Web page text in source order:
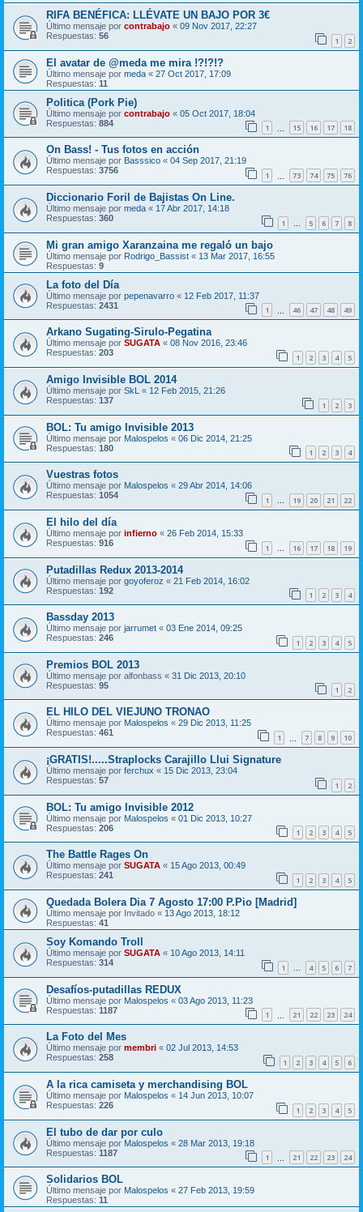
RIFA BENÉFICA: LLÉVATE UN BAJO POR 3€
Último mensaje por contrabajo « 09 Nov 2017, 22:27
Respuestas: 56 1 2
El avatar de @meda me mira !?!?!?
Último mensaje por meda « 27 Oct 2017, 17:09
Respuestas: 11
Politica (Pork Pie)
Último mensaje por contrabajo « 05 Oct 2017, 18:04
Respuestas: 884 1 15 16 17 18
On Bass! - Tus fotos en acción
Último mensaje por Basssico « 04 Sep 2017, 21:19
Respuestas: 3756 1 73 74 75 76
Diccionario Foril de Bajistas On Line.
Último mensaje por meda « 17 Abr 2017, 14:18
Respuestas: 360 1 … 5 6 7 8
Mi gran amigo Xaranzaina me regaló un bajo
Último mensaje por Rodrigo_Bassist « 13 Mar 2017, 16:55
Respuestas: 9
La foto del Día
Último mensaje por pepenavarro « 12 Feb 2017, 11:37
Respuestas: 2431 1 46 47 48 49
Arkano Sugating-Sirulo-Pegatina
Último mensaje por SUGATA « 08 Nov 2016, 23:46
Respuestas: 203 1 2 3 4 5
Amigo Invisible BOL 2014
Último mensaje por SkL « 12 Feb 2015, 21:26
Respuestas: 137 1 2 3
BOL: Tu amigo Invisible 2013
Último mensaje por Malospelos « 06 Dic 2014, 21:25
Respuestas: 180 1 2 3 4
Vuestras fotos
Último mensaje por Malospelos « 29 Abr 2014, 14:06
Respuestas: 1054 1 … 19 20 21 22
El hilo del día
Último mensaje por infierno « 26 Feb 2014, 15:33
Respuestas: 916 1 16 17 18 19
Putadillas Redux 2013-2014
Último mensaje por goyoferoz « 21 Feb 2014, 16:02
Respuestas: 192 1 2 3 4
Bassday 2013
Último mensaje por jarrumet « 03 Ene 2014, 09:25
Respuestas: 246 1 2 3 4 5
Premios BOL 2013
Último mensaje por alfonbass « 31 Dic 2013, 20:10
Respuestas: 95 1 2
EL HILO DEL VIEJUNO TRONAO
Último mensaje por Malospelos « 29 Dic 2013, 11:25
Respuestas: 461 1 7 8 9 10
¡GRATIS!.....Straplocks Carajillo Llui Signature
Último mensaje por ferchux « 15 Dic 2013, 23:04
Respuestas: 57 1 2
BOL: Tu amigo Invisible 2012
Último mensaje por Malospelos « 01 Dic 2013, 10:27
Respuestas: 206 1 2 3 4 5
The Battle Rages On
Último mensaje por SUGATA « 15 Ago 2013, 00:49
Respuestas: 241 1 2 3 4 5
Quedada Bolera Dia 7 Agosto 17:00 P.Pio [Madrid]
Último mensaje por Invitado « 13 Ago 2013, 18:12
Respuestas: 41
Soy Komando Troll
Último mensaje por SUGATA « 10 Ago 2013, 14:11
Respuestas: 314 1 … 4 5 6 7
Desafíos-putadillas REDUX
Último mensaje por Malospelos « 03 Ago 2013, 11:23
Respuestas: 1187 1 21 22 23 24
La Foto del Mes
Último mensaje por membri « 02 Jul 2013, 14:53
Respuestas: 258 1 2 3 4 5 6
A la rica camiseta y merchandising BOL
Último mensaje por Malospelos « 14 Jun 2013, 10:07
Respuestas: 226 1 2 3 4 5
El tubo de dar por culo
Último mensaje por Malospelos « 28 Mar 2013, 19:18
Respuestas: 1187 1 21 22 23 24
Solidarios BOL
Último mensaje por Malospelos « 27 Feb 2013, 19:59
Respuestas: 11